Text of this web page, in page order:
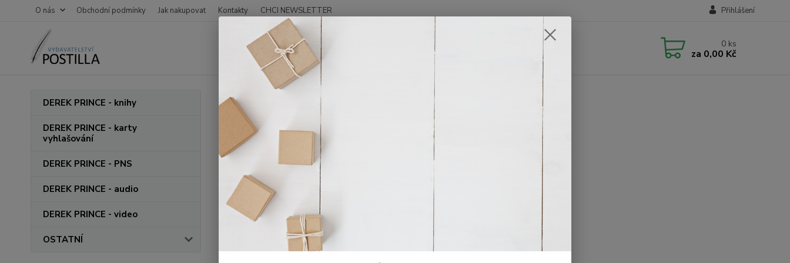
O nás Obchodní podmínky Jak nakupovat Kontakty CHCI NEWSLETTER Přihlášení
0 ks
za 0,00 Kč
DEREK PRINCE - knihy
DEREK PRINCE - karty
vyhlašování
DEREK PRINCE - PNS
DEREK PRINCE - audio
DEREK PRINCE - video
OSTATNÍ
Úvod
O nás
Vítejte na stránkách našeho eshopu.
Jsme nakladatelství zaměřené na křesťanskou literaturu.
Na trhu působíme přibližně 20 let pod názvem Nakladatelství Postilla.